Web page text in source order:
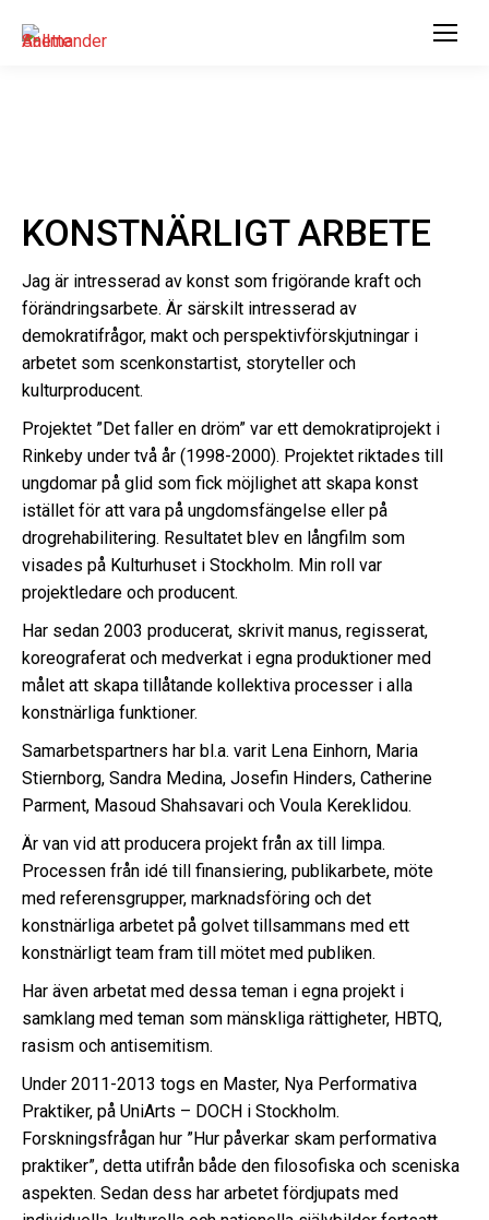
KONSTNÄRLIGT ARBETE
Jag är intresserad av konst som frigörande kraft och
förändringsarbete. Är särskilt intresserad av
demokratifrågor, makt och perspektivförskjutningar i
arbetet som scenkonstartist, storyteller och
kulturproducent.
Projektet ”Det faller en dröm” var ett demokratiprojekt i
Rinkeby under två år (1998-2000). Projektet riktades till
ungdomar på glid som fick möjlighet att skapa konst
istället för att vara på ungdomsfängelse eller på
drogrehabilitering. Resultatet blev en långfilm som
visades på Kulturhuset i Stockholm. Min roll var
projektledare och producent.
Har sedan 2003 producerat, skrivit manus, regisserat,
koreograferat och medverkat i egna produktioner med
målet att skapa tillåtande kollektiva processer i alla
konstnärliga funktioner.
Samarbetspartners har bl.a. varit Lena Einhorn, Maria
Stiernborg, Sandra Medina, Josefin Hinders, Catherine
Parment, Masoud Shahsavari och Voula Kereklidou.
Är van vid att producera projekt från ax till limpa.
Processen från idé till finansiering, publikarbete, möte
med referensgrupper, marknadsföring och det
konstnärliga arbetet på golvet tillsammans med ett
konstnärligt team fram till mötet med publiken.
Har även arbetat med dessa teman i egna projekt i
samklang med teman som mänskliga rättigheter, HBTQ,
rasism och antisemitism.
Under 2011-2013 togs en Master, Nya Performativa
Praktiker, på UniArts – DOCH i Stockholm.
Forskningsfrågan hur ”Hur påverkar skam performativa
praktiker”, detta utifrån både den filosofiska och sceniska
aspekten. Sedan dess har arbetet fördjupats med